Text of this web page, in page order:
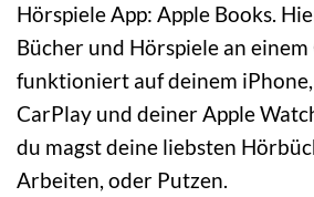
Hörspiele App: Apple Books.
Bücher und Hörspiele an
funktioniert auf deinem iPhone,
CarPlay und deiner Apple
du magst deine liebsten
Arbeiten, oder Putzen.